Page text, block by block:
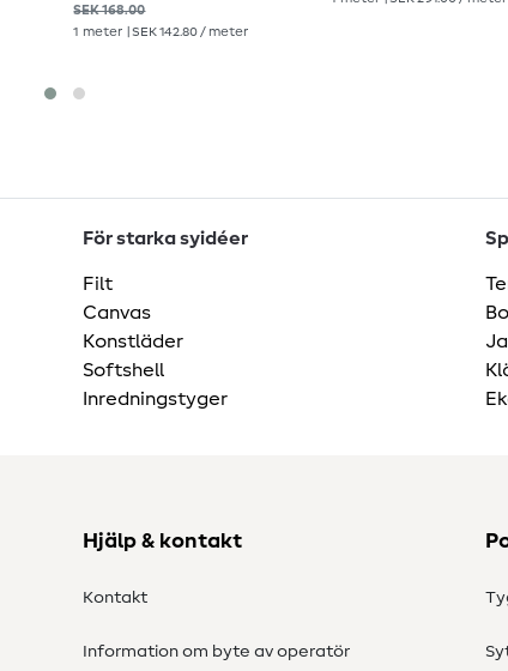
SEK 168.00
1 meter | SEK 142.80 / meter
För starka syidéer
Filt
Canvas
Konstläder
Softshell
Inredningstyger
Hjälp & kontakt
Kontakt
Information om byte av operatör